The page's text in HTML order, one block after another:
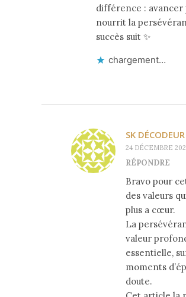
différence : avancer
nourrit la
succès suit ✨
chargement…
SK
24 DÉCEMBRE
RÉPONDRE
Bravo pour
des valeurs
plus a cœur.
La
valeur
essentielle,
moments
doute.